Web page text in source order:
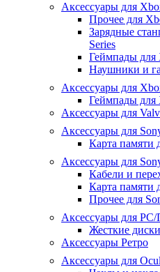
Аксессуары для
Прочее для
Зарядные
Series
Геймпады для
Наушники и
Аксессуары для
Геймпады для
Аксессуары для
Аксессуары для
Карта памяти
Аксессуары для
Кабели и
Карта памяти
Прочее для
Аксессуары для
Жесткие
Аксессуары Ретро
Аксессуары для